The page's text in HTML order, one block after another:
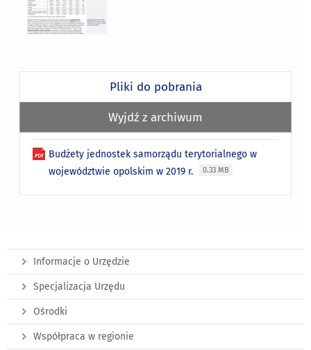
Pliki do pobrania
Wyjdź z archiwum
Budżety jednostek samorządu terytorialnego w
województwie opolskim w 2019 r.
0.33 MB
Informacje o Urzędzie
Specjalizacja Urzędu
Ośrodki
Współpraca w regionie